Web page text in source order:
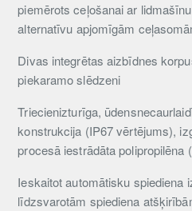
piemērots ceļošanai ar
alternatīvu apjomīgām
Divas integrētas aizbīdnes
piekaramo slēdzeni
Triecienizturīga,
konstrukcija (IP67 vērtējums),
procesā iestrādāta polipropilēna
Ieskaitot automātisku spiediena
līdzsvarotām spiediena